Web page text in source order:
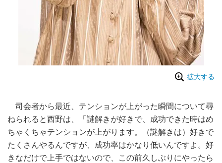
拡大する
司会者から最近、テンションが上がった瞬間について尋
ねられると西野は、「謎解きが好きで、成功できた時はめ
ちゃくちゃテンションが上がります。（謎解きは）好きで
たくさんやるんですが、成功率はかなり低いんですよ。好
きなだけで上手ではないので、この前久しぶりにやったら